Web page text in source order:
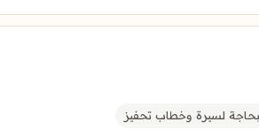
بحاجة لسيرة وخطاب تحفيز